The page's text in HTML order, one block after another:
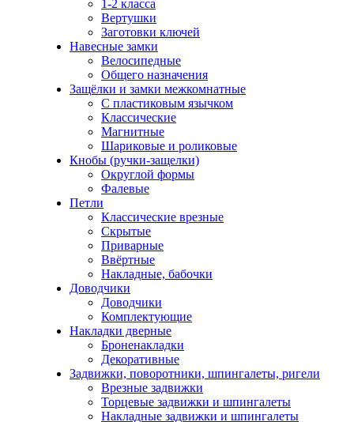
1-2 класса
Вертушки
Заготовки ключей
Навесные замки
Велосипедные
Общего назначения
Защёлки и замки межкомнатные
С пластиковым язычком
Классические
Магнитные
Шариковые и роликовые
Кнобы (ручки-защелки)
Округлой формы
Фалевые
Петли
Классические врезные
Скрытые
Приварные
Ввёртные
Накладные, бабочки
Доводчики
Доводчики
Комплектующие
Накладки дверные
Броненакладки
Декоративные
Задвижки, поворотники, шпингалеты, ригели
Врезные задвижки
Торцевые задвижки и шпингалеты
Накладные задвижки и шпингалеты